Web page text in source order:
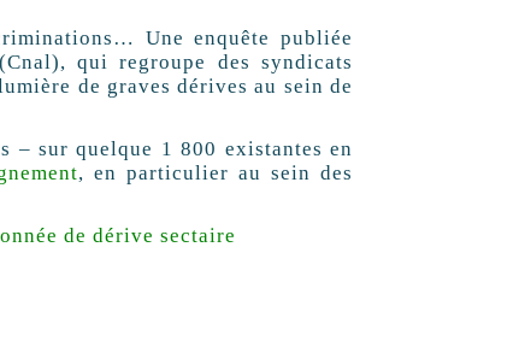
Une enquête publiée
qui regroupe des syndicats
de graves dérives au sein de
– sur quelque 1 800 existantes en
, en particulier au sein des
de dérive sectaire